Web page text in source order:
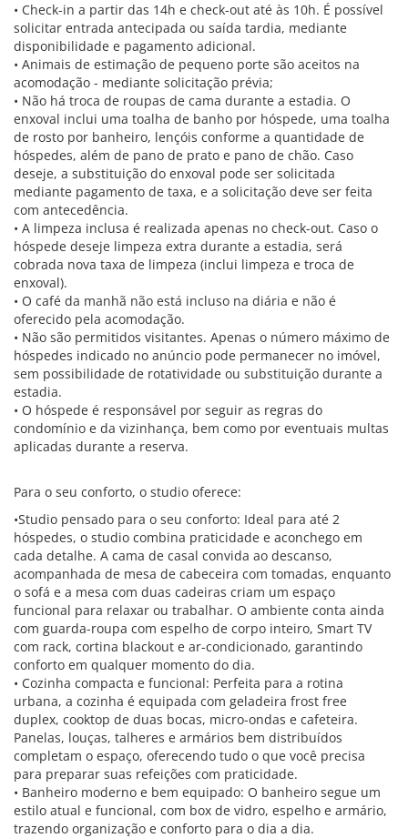
• Check-in a partir das 14h e check-out até às 10h. É possível
solicitar entrada antecipada ou saída tardia, mediante
disponibilidade e pagamento adicional.
• Animais de estimação de pequeno porte são aceitos na
acomodação - mediante solicitação prévia;
• Não há troca de roupas de cama durante a estadia. O
enxoval inclui uma toalha de banho por hóspede, uma toalha
de rosto por banheiro, lençóis conforme a quantidade de
hóspedes, além de pano de prato e pano de chão. Caso
deseje, a substituição do enxoval pode ser solicitada
mediante pagamento de taxa, e a solicitação deve ser feita
com antecedência.
• A limpeza inclusa é realizada apenas no check-out. Caso o
hóspede deseje limpeza extra durante a estadia, será
cobrada nova taxa de limpeza (inclui limpeza e troca de
enxoval).
• O café da manhã não está incluso na diária e não é
oferecido pela acomodação.
• Não são permitidos visitantes. Apenas o número máximo de
hóspedes indicado no anúncio pode permanecer no imóvel,
sem possibilidade de rotatividade ou substituição durante a
estadia.
• O hóspede é responsável por seguir as regras do
condomínio e da vizinhança, bem como por eventuais multas
aplicadas durante a reserva.
Para o seu conforto, o studio oferece:
•Studio pensado para o seu conforto: Ideal para até 2
hóspedes, o studio combina praticidade e aconchego em
cada detalhe. A cama de casal convida ao descanso,
acompanhada de mesa de cabeceira com tomadas, enquanto
o sofá e a mesa com duas cadeiras criam um espaço
funcional para relaxar ou trabalhar. O ambiente conta ainda
com guarda-roupa com espelho de corpo inteiro, Smart TV
com rack, cortina blackout e ar-condicionado, garantindo
conforto em qualquer momento do dia.
• Cozinha compacta e funcional: Perfeita para a rotina
urbana, a cozinha é equipada com geladeira frost free
duplex, cooktop de duas bocas, micro-ondas e cafeteira.
Panelas, louças, talheres e armários bem distribuídos
completam o espaço, oferecendo tudo o que você precisa
para preparar suas refeições com praticidade.
• Banheiro moderno e bem equipado: O banheiro segue um
estilo atual e funcional, com box de vidro, espelho e armário,
trazendo organização e conforto para o dia a dia.